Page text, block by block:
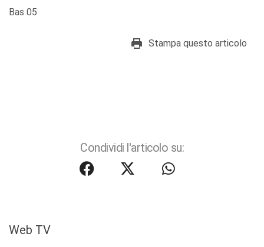
Bas 05
Stampa questo articolo
Condividi l'articolo su:
Web TV